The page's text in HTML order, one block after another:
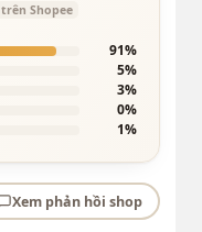
trên Shopee
91%
5%
3%
0%
1%
Xem phản hồi shop